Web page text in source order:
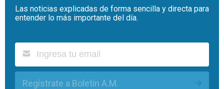
Las noticias explicadas de forma sencilla y directa para
entender lo más importante del día.
Regístrate a Boletín A.M.